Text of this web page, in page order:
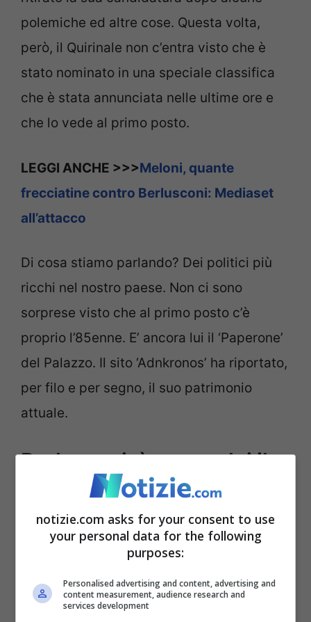
polemiche ed altre cose. Questa volta,
però, il Quirinale non c’entra visto che è
stato nominato in una speciale classifica
che è stata annunciata nelle ultime ore e
che lo vede al primo posto.
LEGGI ANCHE >>>Meloni, quante
frecciatine contro Berlusconi: Mediaset
all’attacco
Di cosa stiamo parlando? Dei politici più
ricchi nel nostro paese. Non ci sono
sorprese visto che al primo posto c’è
proprio l’85enne. E’ ancora lui il ‘Paperone’
del Palazzo. Il sito ‘Adnkronos’ ha riportato,
per filo e per segno, il suo patrimonio
attuale.
Berlusconi, è ancora lui il
‘Paperone’ della politica
notizie.com asks for your consent to use
your personal data for the following
purposes:
Personalised advertising and content, advertising and
content measurement, audience research and
services development